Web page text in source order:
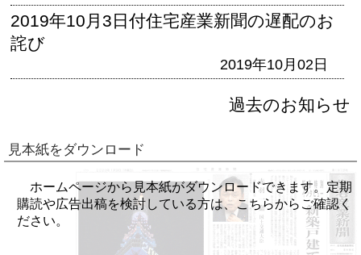
2019年10月3日付住宅産業新聞の遅配のお
詫び
2019年10月02日
過去のお知らせ
見本紙をダウンロード
ホームページから見本紙がダウンロードできます。定期
購読や広告出稿を検討している方は、こちらからご確認く
ださい。